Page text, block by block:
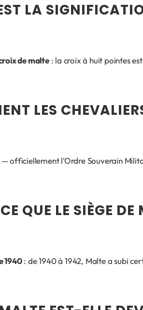
LA
de malte : la croix à huit pointes
LES
officiellement l’Ordre Souverain
QUE LE SIÈGE
1940 : de 1940 à 1942, Malte a subi